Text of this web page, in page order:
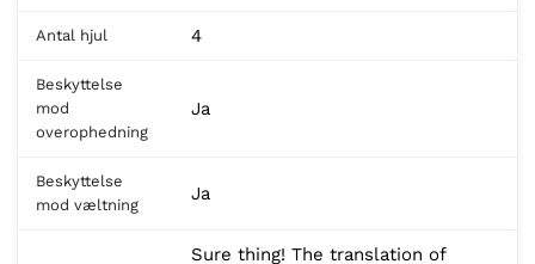
Antal hjul 4
Beskyttelse
mod
overophedning
Ja
Beskyttelse
mod væltning
Ja
Sure thing! The translation of